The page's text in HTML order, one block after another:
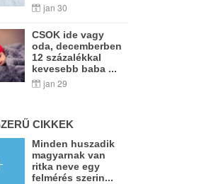
jan 30
CSOK ide vagy
oda, decemberben
12 százalékkal
kevesebb baba ...
jan 29
CIKKEK
Minden huszadik
magyarnak van
ritka neve egy
felmérés szerin...